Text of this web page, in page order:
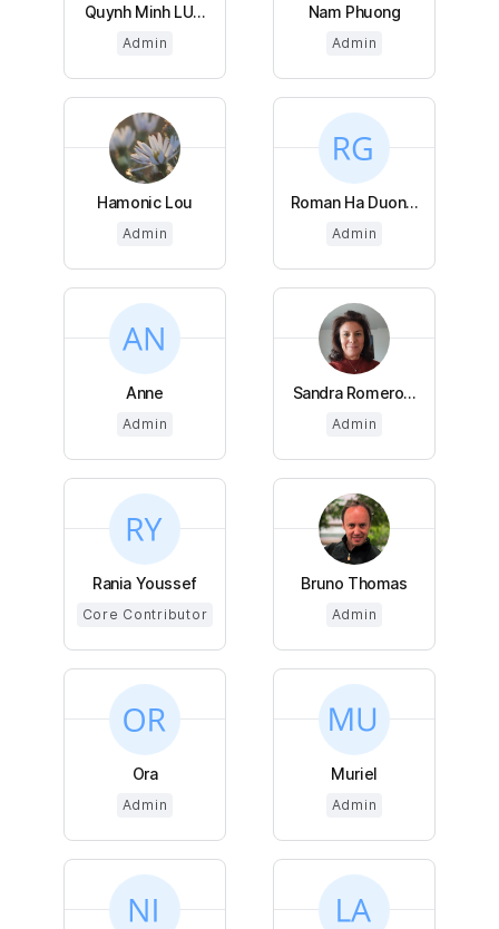
Quynh Minh LU...
Admin
Nam Phuong
Admin
Hamonic Lou
Admin
Roman Ha Duon...
Admin
Anne
Admin
Sandra Romero...
Admin
Rania Youssef
Core Contributor
Bruno Thomas
Admin
Ora
Admin
Muriel
Admin